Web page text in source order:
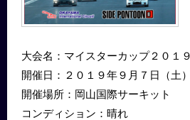
大会名：マイスターカップ２０１
開催日：２０１９年９月７日（土）
開催場所：岡山国際サーキット
コンディション：晴れ